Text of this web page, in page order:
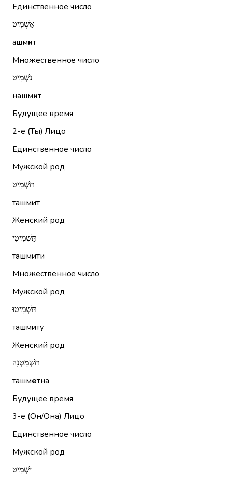
Единственное число
אַשְׁמִיט
ашмит
Множественное число
נַשְׁמִיט
нашмит
Будущее время
2-е (Ты) Лицо
Единственное число
Мужской род
תַּשְׁמִיט
ташмит
Женский род
תַּשְׁמִיטִי
ташмити
Множественное число
Мужской род
תַּשְׁמִיטוּ
ташмиту
Женский род
תַּשְׁמֵטְנָה
ташметна
Будущее время
3-е (Он/Она) Лицо
Единственное число
Мужской род
יַשְׁמִיט